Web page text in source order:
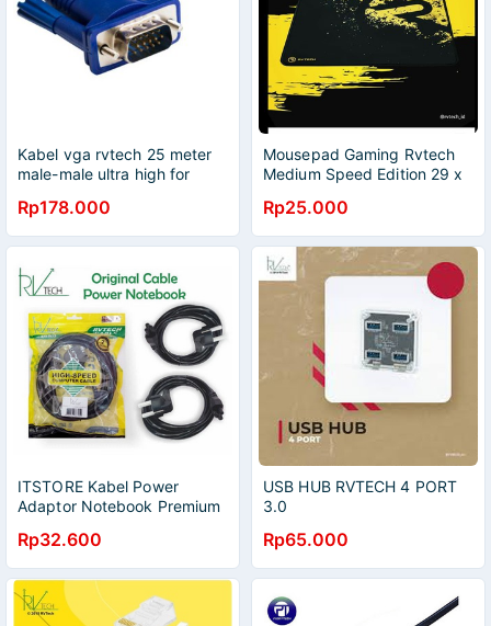
Kabel vga rvtech 25 meter
male-male ultra high for
- Cable vga 15 pin 25m
Rp178.000
Mousepad Gaming Rvtech
Medium Speed Edition 29 x
Rp25.000
ITSTORE Kabel Power
Adaptor Notebook Premium
Rp32.600
USB HUB RVTECH 4 PORT
3.0
Rp65.000